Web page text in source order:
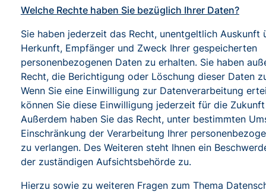
Welche Rechte haben Sie bezüglich Ihrer Daten?
Sie haben jederzeit das Recht, unentgeltlich Auskunft
Herkunft, Empfänger und Zweck Ihrer gespeicherten
personenbezogenen Daten zu erhalten. Sie haben
Recht, die Berichtigung oder Löschung dieser Daten
Wenn Sie eine Einwilligung zur Datenverarbeitung
können Sie diese Einwilligung jederzeit für die
Außerdem haben Sie das Recht, unter bestimmten
Einschränkung der Verarbeitung Ihrer
zu verlangen. Des Weiteren steht Ihnen ein
der zuständigen Aufsichtsbehörde zu.
Hierzu sowie zu weiteren Fragen zum Thema